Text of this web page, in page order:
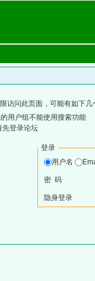
访问此页面，可能有如下几
用户组不能使用搜索功能
先登录论坛
登录
用户名
密 码
隐身登录